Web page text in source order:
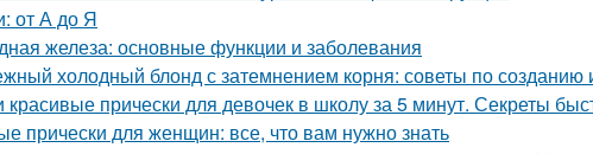
от А до Я
железа: основные функции и заболевания
холодный блонд с затемнением корня: советы по созданию
красивые прически для девочек в школу за 5 минут. Секреты
прически для женщин: все, что вам нужно знать